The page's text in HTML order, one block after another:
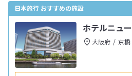
日本旅行 おすすめの施設
ホテルニュ
大阪府 京橋